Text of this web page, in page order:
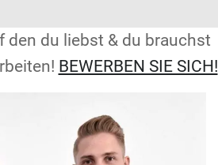
den du liebst & du brauchst
BEWERBEN SIE SICH!